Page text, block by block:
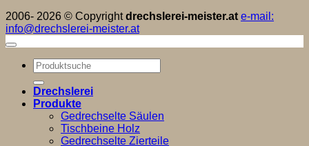
2006- 2026 © Copyrightdrechslerei-meister.at e-mail:
info@drechslerei-meister.at
Suchen
nach:
Drechslerei
Produkte
Gedrechselte Säulen
Tischbeine Holz
Gedrechselte Zierteile